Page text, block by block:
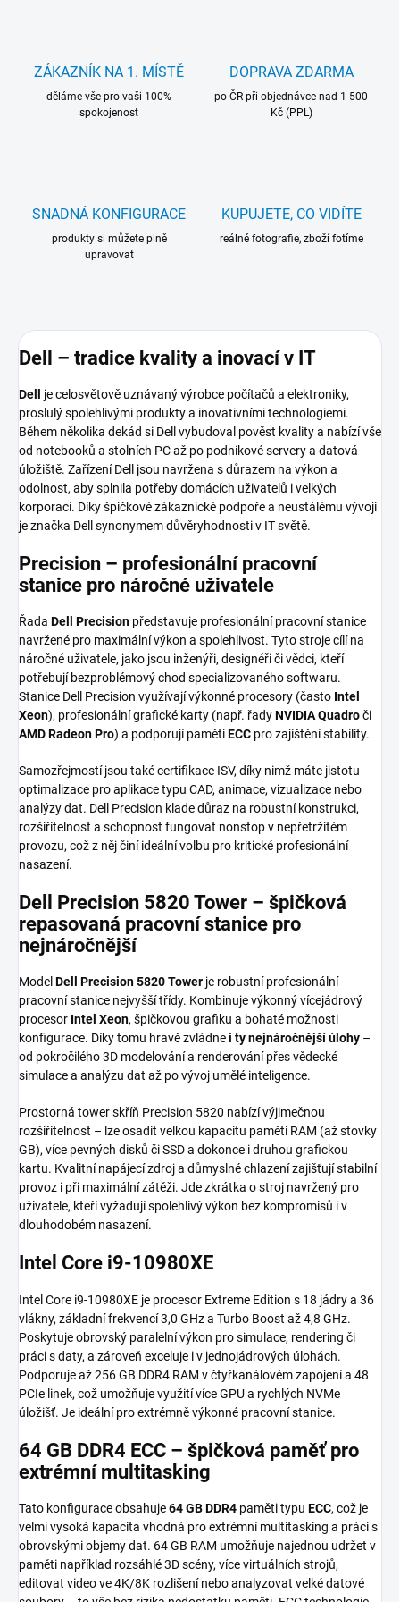
ZÁKAZNÍK NA 1. MÍSTĚ
děláme vše pro vaši 100%
spokojenost
DOPRAVA ZDARMA
po ČR při objednávce nad 1 500
Kč (PPL)
SNADNÁ KONFIGURACE
produkty si můžete plně
upravovat
KUPUJETE, CO VIDÍTE
reálné fotografie, zboží fotíme
Dell – tradice kvality a inovací v IT
Dell
je celosvětově uznávaný výrobce počítačů a elektroniky,
proslulý spolehlivými produkty a inovativními technologiemi.
Během několika dekád si Dell vybudoval pověst kvality a nabízí vše
od notebooků a stolních PC až po podnikové servery a datová
úložiště. Zařízení Dell jsou navržena s důrazem na výkon a
odolnost, aby splnila potřeby domácích uživatelů i velkých
korporací. Díky špičkové zákaznické podpoře a neustálému vývoji
je značka Dell synonymem důvěryhodnosti v IT světě.
Precision – profesionální pracovní
stanice pro náročné uživatele
Řada Dell Precision představuje profesionální pracovní stanice
navržené pro maximální výkon a spolehlivost. Tyto stroje cílí na
náročné uživatele, jako jsou inženýři, designéři či vědci, kteří
potřebují bezproblémový chod specializovaného softwaru.
Stanice Dell Precision využívají výkonné procesory (často Intel
Xeon), profesionální grafické karty (např. řadyNVIDIA Quadroči
AMD Radeon Pro) a podporují pamětiECC pro zajištění stability.
Samozřejmostí jsou také certifikace ISV, díky nimž máte jistotu
optimalizace pro aplikace typu CAD, animace, vizualizace nebo
analýzy dat. Dell Precision klade důraz na robustní konstrukci,
rozšiřitelnost a schopnost fungovat nonstop v nepřetržitém
provozu, což z něj činí ideální volbu pro kritické profesionální
nasazení.
Dell Precision 5820 Tower – špičková
repasovaná pracovní stanice pro
nejnáročnější
Model Dell Precision 5820 Tower je robustní profesionální
pracovní stanice nejvyšší třídy. Kombinuje výkonný vícejádrový
procesor Intel Xeon, špičkovou grafiku a bohaté možnosti
konfigurace. Díky tomu hravě zvládnei ty nejnáročnější úlohy –
od pokročilého 3D modelování a renderování přes vědecké
simulace a analýzu dat až po vývoj umělé inteligence.
Prostorná tower skříň Precision 5820 nabízí výjimečnou
rozšiřitelnost – lze osadit velkou kapacitu paměti RAM (až stovky
GB), více pevných disků či SSD a dokonce i druhou grafickou
kartu. Kvalitní napájecí zdroj a důmyslné chlazení zajišťují stabilní
provoz i při maximální zátěži. Jde zkrátka o stroj navržený pro
uživatele, kteří vyžadují spolehlivý výkon bez kompromisů i v
dlouhodobém nasazení.
Intel Core i9-10980XE
Intel Core i9-10980XE je procesor Extreme Edition s 18 jádry a 36
vlákny, základní frekvencí 3,0 GHz a Turbo Boost až 4,8 GHz.
Poskytuje obrovský paralelní výkon pro simulace, rendering či
práci s daty, a zároveň exceluje i v jednojádrových úlohách.
Podporuje až 256 GB DDR4 RAM v čtyřkanálovém zapojení a 48
PCIe linek, což umožňuje využití více GPU a rychlých NVMe
úložišť. Je ideální pro extrémně výkonné pracovní stanice.
64 GB DDR4 ECC – špičková paměť pro
extrémní multitasking
Tato konfigurace obsahuje64 GB DDR4 paměti typu ECC, což je
velmi vysoká kapacita vhodná pro extrémní multitasking a práci s
obrovskými objemy dat. 64 GB RAM umožňuje najednou udržet v
paměti například rozsáhlé 3D scény, více virtuálních strojů,
editovat video ve 4K/8K rozlišení nebo analyzovat velké datové